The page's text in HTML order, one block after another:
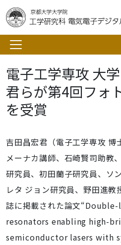
電子工学専攻 大
君らが第4回フォ
を受賞
吉田昌宏君（電子工学専攻 博
メーナカ講師、石崎賢司助教
研究員、初田蘭子研究員、ソ
レタ ジョン研究員、野田進
誌に掲載された論文
resonators enabling high-
semiconductor lasers with